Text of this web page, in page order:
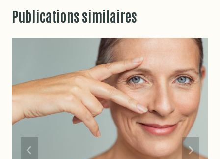
Publications similaires